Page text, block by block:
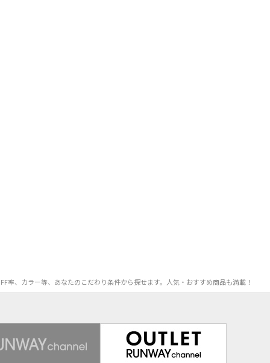
、カラー等、あなたのこだわり条件から探せます。人気・おすすめ商品も満載！